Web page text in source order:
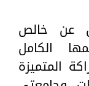
عن خالص
الكامل
المتميزة